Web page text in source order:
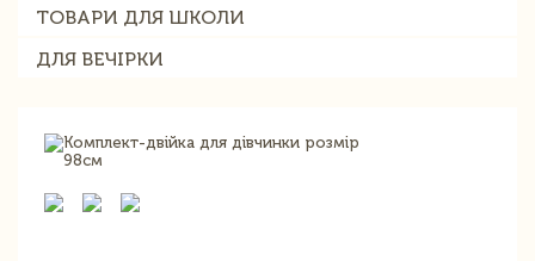
ТОВАРИ ДЛЯ ШКОЛИ
ДЛЯ ВЕЧІРКИ